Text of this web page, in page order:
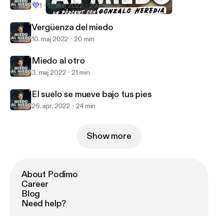
Miedo al miedo
💜1 17. maj 2022 20 min
Vergüenza del miedo
10. maj 2022 20 min
Miedo al otro
3. maj 2022 21 min
El suelo se mueve bajo tus pies
26. apr. 2022 24 min
Show more
About Podimo
Career
Blog
Need help?